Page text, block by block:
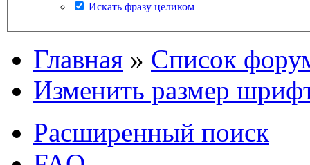
Искать фразу целиком
Главная » Список
Изменить размер
Расширенный поиск